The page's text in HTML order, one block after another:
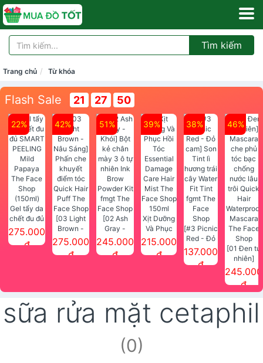
Tìm kiếm
Trang chủ Từ khóa
Flash Sale 21 27 50
22%
Gel tẩy da
chết đu đủ
SMART
PEELING
275.000
đ
42%
[03 Light
Brown -
Nâu Sáng]
Phấn che
Face Shop
275.000
đ
51%
[02 Ash
Gray -
Khói] Bột
kẻ chân
Face Shop
245.000
đ
39%
Xịt Dưỡng
Và Phục
Hồi Tóc
Essential
215.000
đ
38%
[#3 Picnic
Red - Đỏ
cam] Son
Face
Shop
137.000
đ
46%
[01 Đen tự
nhiên]
Mascara
che phủ
nước lâu
trôi Quick
245.000
đ
sữa rửa mặt cetaphil
(0)